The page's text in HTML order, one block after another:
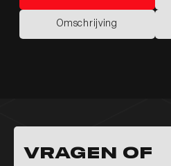
Kenmerken
Omschrijving
Omschrijving
Vragen of